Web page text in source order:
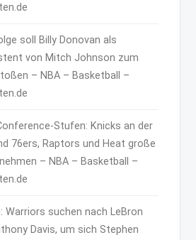
soll Billy Donovan als
von Mitch Johnson zum
– NBA – Basketball –
Stufen: Knicks an der
76ers, Raptors und Heat große
– NBA – Basketball –
Warriors suchen nach LeBron
Davis, um sich Stephen